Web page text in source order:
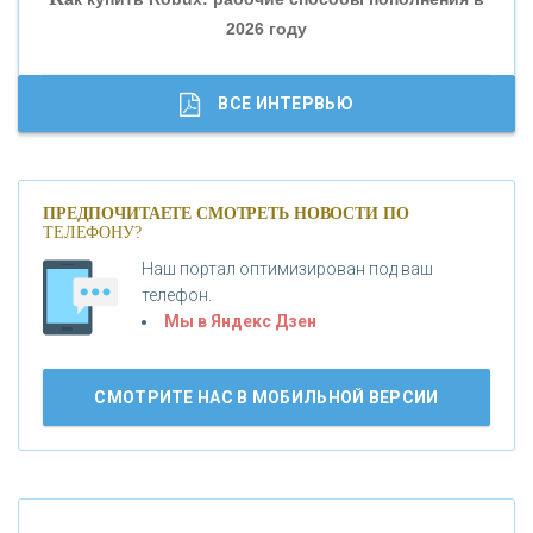
«ГАЗПРОМБАНК»
«МОСКОВСКИЙ КРЕДИТНЫЙ БАНК»
«БАНК ВОЗРОЖДЕНИЕ»
АО «КРЕДИТ ЕВРОПА БАНК»
2026 году
Банки.ру обновил логотип впервые за 19 лет -
ВСЕ ИНТЕРВЬЮ
ПРЕДПОЧИТАЕТЕ СМОТРЕТЬ НОВОСТИ ПО
ТЕЛЕФОНУ?
Наш портал оптимизирован под ваш
телефон.
Мы в Яндекс Дзен
СМОТРИТЕ НАС В МОБИЛЬНОЙ ВЕРСИИ